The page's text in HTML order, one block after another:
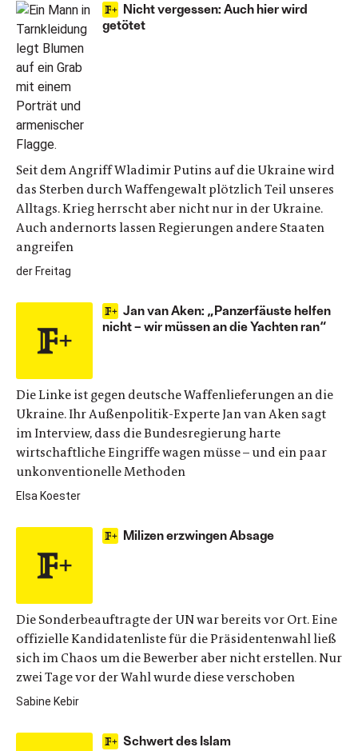
Nicht vergessen: Auch hier wird
getötet
Seit dem Angriff Wladimir Putins auf die Ukraine wird
das Sterben durch Waffengewalt plötzlich Teil unseres
Alltags. Krieg herrscht aber nicht nur in der Ukraine.
Auch andernorts lassen Regierungen andere Staaten
angreifen
der Freitag
Jan van Aken: „Panzerfäuste helfen
nicht – wir müssen an die Yachten ran“
Die Linke ist gegen deutsche Waffenlieferungen an die
Ukraine. Ihr Außenpolitik-Experte Jan van Aken sagt
im Interview, dass die Bundesregierung harte
wirtschaftliche Eingriffe wagen müsse – und ein paar
unkonventionelle Methoden
Elsa Koester
Milizen erzwingen Absage
Die Sonderbeauftragte der UN war bereits vor Ort. Eine
offizielle Kandidatenliste für die Präsidentenwahl ließ
sich im Chaos um die Bewerber aber nicht erstellen. Nur
zwei Tage vor der Wahl wurde diese verschoben
Sabine Kebir
Schwert des Islam